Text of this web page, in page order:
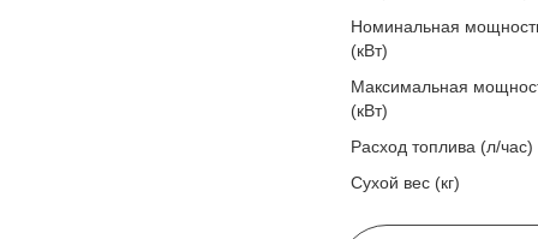
Номинальная
(кВт)
Максимальная
(кВт)
Расход топлива (л/час)
Сухой вес (кг)